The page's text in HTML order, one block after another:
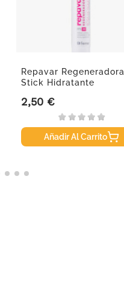
Repavar Regeneradora
Stick Hidratante
Precio
2,50 €
Añadir Al Carrito